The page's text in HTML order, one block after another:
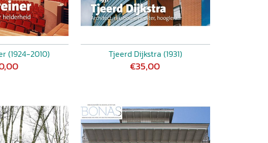
(1924-2010) Tjeerd Dijkstra (1931)
€35,00